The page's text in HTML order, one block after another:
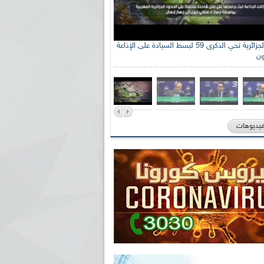
الإذاعة الجزائرية تحي الذكرى 59 لبسط السيادة على الإذاعة